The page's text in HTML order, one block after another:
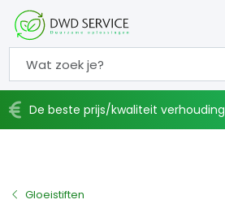
De beste prijs/kwaliteit verhouding
Gloeistiften